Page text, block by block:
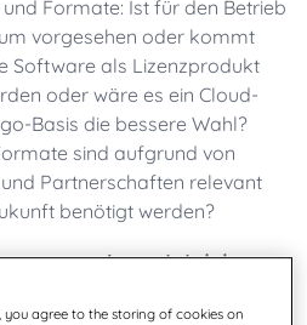
Formate: Ist für den Betrieb
vorgesehen oder kommt
Software als Lizenzprodukt
oder wäre es ein Cloud-
Basis die bessere Wahl?
sind aufgrund von
Partnerschaften relevant
benötigt werden?
premise – Welches
you agree to the storing of cookies on